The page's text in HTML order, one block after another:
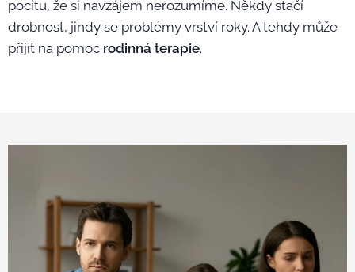
pocitu, že si navzájem nerozumíme. Někdy stačí
drobnost, jindy se problémy vrství roky. A tehdy může
přijít na pomoc rodinná terapie.